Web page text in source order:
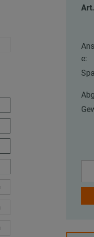
e: